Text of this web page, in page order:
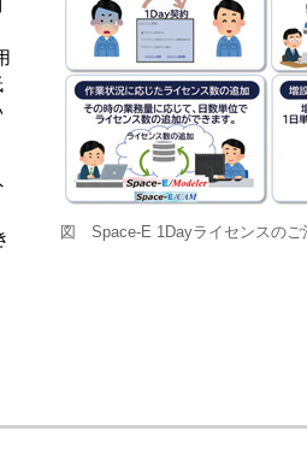
図 Space-E 1Dayライセンスのご